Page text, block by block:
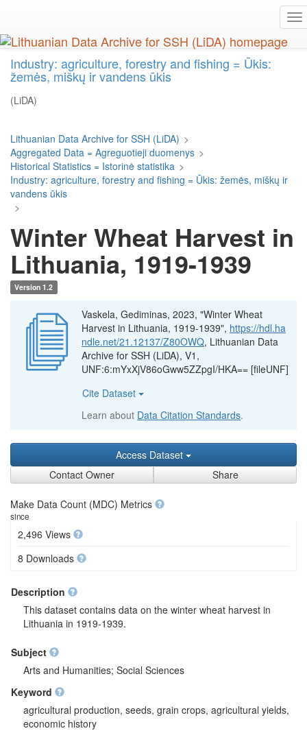
main
content
Industry: agriculture, forestry and fishing = Ūkis:
žemės, miškų ir vandens ūkis
(LiDA)
Lithuanian Data Archive for SSH (LiDA) >
Aggregated Data = Agreguotieji duomenys >
Historical Statistics = Istorinė statistika >
Industry: agriculture, forestry and fishing = Ūkis: žemės, miškų ir
vandens ūkis
>
Winter Wheat Harvest in
Lithuania, 1919-1939
Version 1.2
Vaskela, Gediminas, 2023, "Winter Wheat
Harvest in Lithuania, 1919-1939", https://hdl.ha
ndle.net/21.12137/Z80OWQ, Lithuanian Data
Archive for SSH (LiDA), V1,
UNF:6:mYxXjV86oGww5ZZpgI/HKA== [fileUNF]
Cite Dataset
Learn about Data Citation Standards.
Access Dataset
Contact Owner
Share
Make Data Count (MDC) Metrics
since
2,496 Views
8 Downloads
Description
This dataset contains data on the winter wheat harvest in
Lithuania in 1919-1939.
Subject
Arts and Humanities; Social Sciences
Keyword
agricultural production, seeds, grain crops, agricultural yields,
economic history